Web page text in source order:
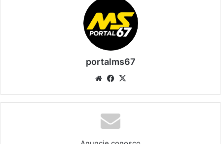
portalms67
WebsiteFacebook